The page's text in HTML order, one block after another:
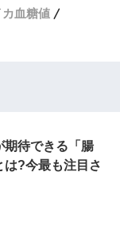
カ血糖値
期待できる「腸
は?今最も注目さ